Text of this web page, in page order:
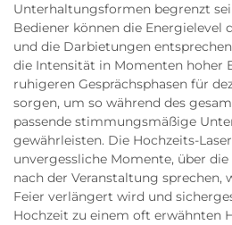
Unterhaltungsformen begrenzt
Bediener können die Energielevel
und die Darbietungen
die Intensität in Momenten hoher
ruhigeren Gesprächsphasen für
sorgen, um so während des
passende stimmungsmäßige
gewährleisten. Die Hochzeits-
unvergessliche Momente, über
nach der Veranstaltung
Feier verlängert wird und
Hochzeit zu einem oft erwähnten